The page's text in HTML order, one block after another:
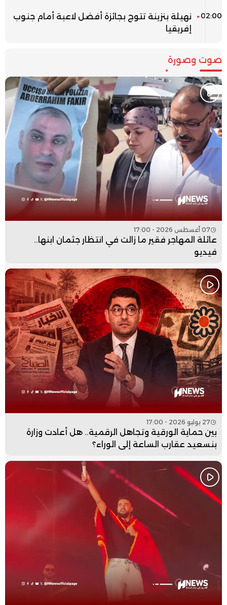
02:00
نهيلة بنزينة تتوج بجائزة أفضل لاعبة أمام جنوب
إفريقيا
صوت وصورة
07 أغسطس 2026 - 17:00
عائلة المهاجر فقير ما زالت في انتظار جثمان ابنها..
فيديو
27 يوليو 2026 - 17:00
بين حماية الورقية وتجاهل الرقمية.. هل أعادت وزارة
بنسعيد عقارب الساعة إلى الوراء؟